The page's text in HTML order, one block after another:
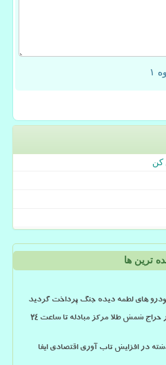
کن
ترین ها
مهلت واریز وجه الضمان برای شرکت در حراج شمش طلا مرکز مبادله تا ساعت ۲۴
در افزایش تاب آوری اقتصادی ایفا